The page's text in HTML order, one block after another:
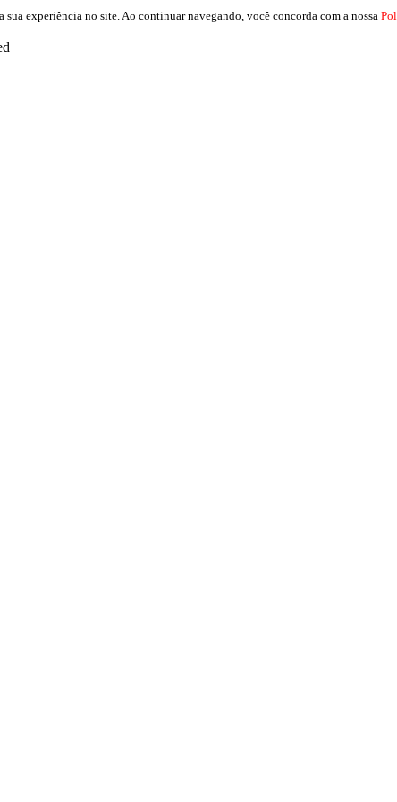
sua experiência no site. Ao continuar navegando, você concorda com a nossa